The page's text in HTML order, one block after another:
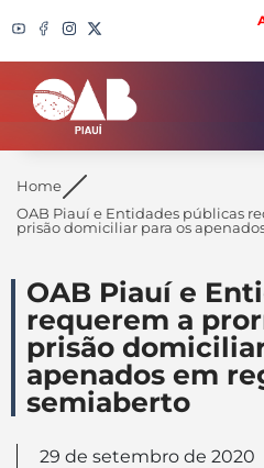
Search
Home
OAB Piauí e Entidades públicas
prisão domiciliar para os
OAB Piauí e
requerem a
prisão
apenados em
semiaberto
29 de setembro de 2020